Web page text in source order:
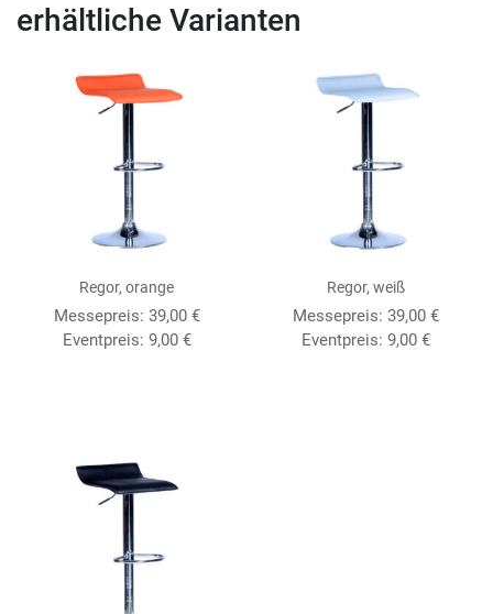
erhältliche Varianten
Regor, orange
Messepreis: 39,00 €
Eventpreis: 9,00 €
Regor, weiß
Messepreis:39,00€
Eventpreis:9,00€